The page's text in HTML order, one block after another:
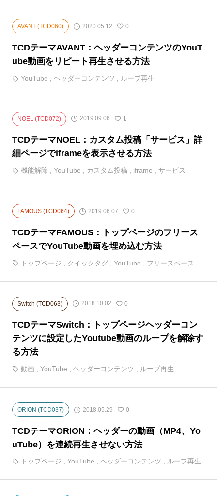
AVANT (TCD060) 2020.05.12 0
TCDテーマAVANT：ヘッダーコンテンツのYouT
ube動画をリピート再生させる方法
YouTube ヘッダーコンテンツ ループ再生
NOEL (TCD072) 2019.09.06 1
TCDテーマNOEL：カスタム投稿「サービス」詳
細ページでiframeを表示させる方法
機能解除 YouTube カスタム投稿 iframe サービス
FAMOUS (TCD064) 2019.06.07 0
TCDテーマFAMOUS：トップページのフリース
ペースでYouTube動画を埋め込む方法
トップページ クイックタグ YouTube フリースペース
Switch (TCD063) 2018.10.02 0
TCDテーマSwitch：トップページヘッダーコン
テンツに設定したYoutube動画のループを解除す
る方法
動画 YouTube ヘッダーコンテンツ ループ再生
ORION (TCD037) 2018.05.29 0
TCDテーマORION：ヘッダーの動画（MP4、Yo
uTube）を連続再生させない方法
トップページ , YouTube , ヘッダーコンテンツ , ループ再生